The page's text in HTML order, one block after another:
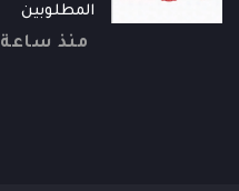
المطلوبين
منذ ساعة